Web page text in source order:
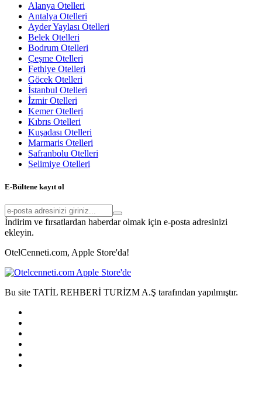
Alanya Otelleri
Antalya Otelleri
Ayder Yaylası Otelleri
Belek Otelleri
Bodrum Otelleri
Çeşme Otelleri
Fethiye Otelleri
Göcek Otelleri
İstanbul Otelleri
İzmir Otelleri
Kemer Otelleri
Kıbrıs Otelleri
Kuşadası Otelleri
Marmaris Otelleri
Safranbolu Otelleri
Selimiye Otelleri
E-Bültene kayıt ol
İndirim ve fırsatlardan haberdar olmak için e-posta adresinizi
ekleyin.
OtelCenneti.com, Apple Store'da!
Bu site TATİL REHBERİ TURİZM A.Ş tarafından yapılmıştır.